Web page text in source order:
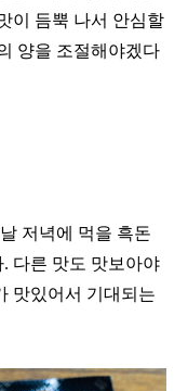
이 듬뿍 나서 안심할
양을 조절해야겠다
저녁에 먹을 흑돈
다른 맛도 맛보아야
맛있어서 기대되는